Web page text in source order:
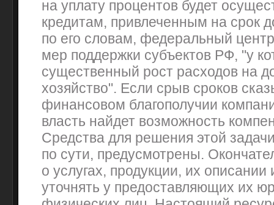
на уплату процентов будет
кредитам, привлеченным на срок
по его словам, федеральный
мер поддержки субъектов РФ, "у
существенный рост расходов на
хозяйство". Если срыв сроков
финансовом благополучии
власть найдет возможность
Средства для решения этой
по сути, предусмотрены.
о услугах, продукции, их описании
уточнять у предоставляющих их